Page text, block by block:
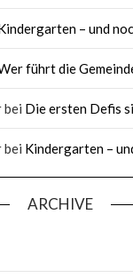
– und
führt die
bei Die ersten Defis
bei Kindergarten –
ARCHIVE